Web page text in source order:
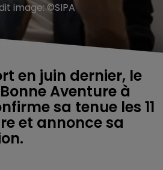
image:©SIPA
en juin dernier, le
Aventure à
sa tenue les 11
et annonce sa